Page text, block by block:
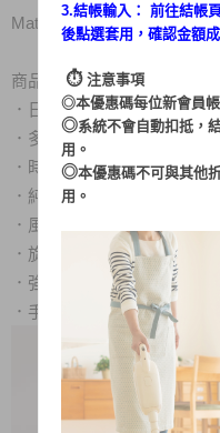
Matric Magic 魔幻紅8吋金
商品特色：
． 日系工藝設計，極致美學
． 多功能8吋桌扇/循環扇，
． 時尚金屬魔幻紅色彩設計
． 純銅線馬達，更耐用且穩定
． 風速穩定柔和，同級比更
． 旋鈕式開關設計
． 強/弱，兩段風速調節
． 手動上下俯仰可至135度
3.結帳輸入： 前往結帳
後點選套用，確認金額
⏱︎ 注意事項
◎本優惠碼每位新會員帳
◎系統不會自動扣抵，
用。
◎本優惠碼不可與其他
用。